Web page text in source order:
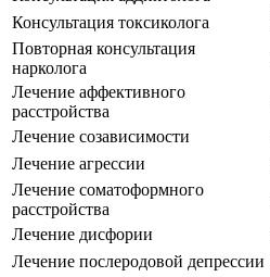
Консультация токсиколога
Повторная консультация
нарколога
Лечение аффективного
расстройства
Лечение созависимости
Лечение агрессии
Лечение соматоформного
расстройства
Лечение дисфории
Лечение послеродовой депрессии